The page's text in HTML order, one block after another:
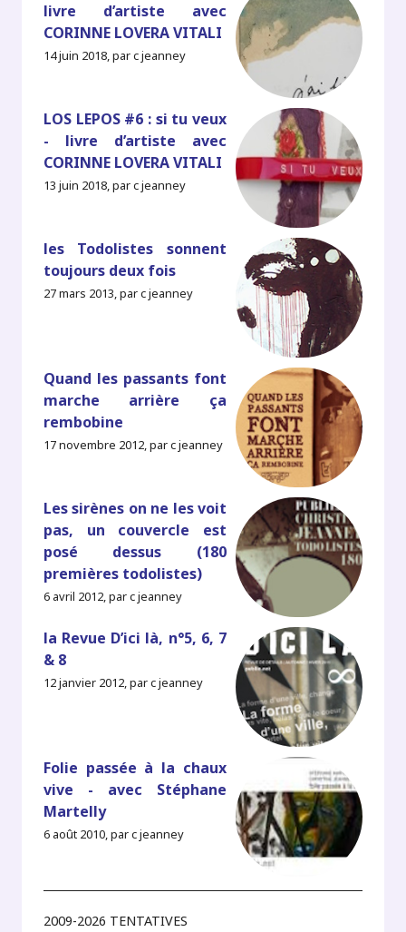
livre d’artiste avec
CORINNE LOVERA VITALI
14 juin 2018, par c jeanney
LOS LEPOS #6 : si tu veux
- livre d’artiste avec
CORINNE LOVERA VITALI
13 juin 2018, par c jeanney
les Todolistes sonnent
toujours deux fois
27 mars 2013, par c jeanney
Quand les passants font
marche arrière ça
rembobine
17 novembre 2012, par c jeanney
Les sirènes on ne les voit
pas, un couvercle est
posé dessus (180
premières todolistes)
6 avril 2012, par c jeanney
la Revue D’ici là, n°5, 6, 7
& 8
12 janvier 2012, par c jeanney
Folie passée à la chaux
vive - avec Stéphane
Martelly
6 août 2010, par c jeanney
2009-2026 TENTATIVES